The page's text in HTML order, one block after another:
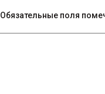
Обязательные поля